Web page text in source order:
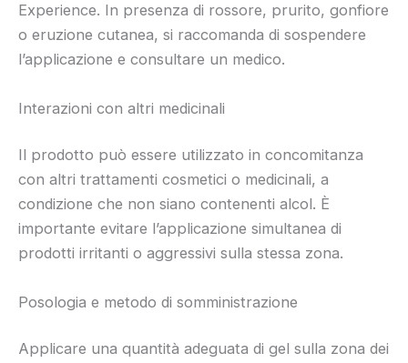
Experience. In presenza di rossore, prurito, gonfiore
o eruzione cutanea, si raccomanda di sospendere
l’applicazione e consultare un medico.
Interazioni con altri medicinali
Il prodotto può essere utilizzato in concomitanza
con altri trattamenti cosmetici o medicinali, a
condizione che non siano contenenti alcol. È
importante evitare l’applicazione simultanea di
prodotti irritanti o aggressivi sulla stessa zona.
Posologia e metodo di somministrazione
Applicare una quantità adeguata di gel sulla zona dei